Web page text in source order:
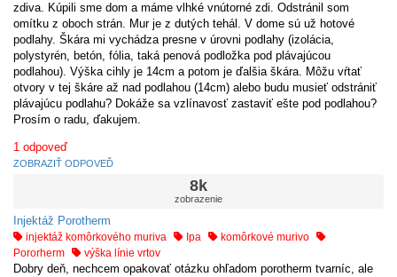
zdiva. Kúpili sme dom a máme vlhké vnútorné zdi. Odstránil som
omítku z oboch strán. Mur je z dutých tehál. V dome sú už hotové
podlahy. Škára mi vychádza presne v úrovni podlahy (izolácia,
polystyrén, betón, fólia, taká penová podložka pod plávajúcou
podlahou). Výška cihly je 14cm a potom je ďalšia škára. Môžu vŕtať
otvory v tej škáre až nad podlahou (14cm) alebo budu musieť odstrániť
plávajúcu podlahu? Dokáže sa vzlínavosť zastaviť ešte pod podlahou?
Prosím o radu, ďakujem.
1 odpoveď
ZOBRAZIŤ ODPOVEĎ
8k
zobrazenie
Injektáž Porotherm
injektáž komôrkového muriva Ipa
komôrkové murivo
Pororherm
výška línie vrtov
Dobry deň, nechcem opakovať otázku ohľadom porotherm tvarníc, ale